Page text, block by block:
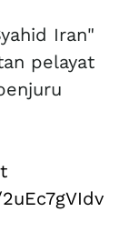
Iran"
pelayat